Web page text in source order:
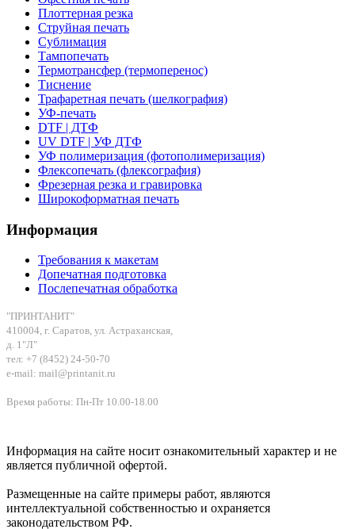
Плоттерная резка
Струйная печать
Сублимация
Тампопечать
Термотрансфер (термоперенос)
Тиснение
Трафаретная печать (шелкография)
УФ-печать
DTF | ДТФ
UV DTF | УФ ДТФ
УФ полимеризация (фотополимеризация)
Флексопечать (флексография)
Фрезерная резка и гравировка
Широкоформатная печать
Информация
Требования к макетам
Допечатная подготовка
Послепечатная обработка
"ПРИНТАНИТ"
410004, г. Саратов, ул. Астраханская,
д. 1"Л"
тел: +7 (8452) 24-50-70
e-mail: mail@printanit.ru
Время работы: Пн-Пт 10.00-18.00
Информация на сайте носит ознакомительный характер и не
является публичной офертой.
Размещенные на сайте примеры работ, являются
интеллектуальной собственностью и охраняется
законодательством РФ.